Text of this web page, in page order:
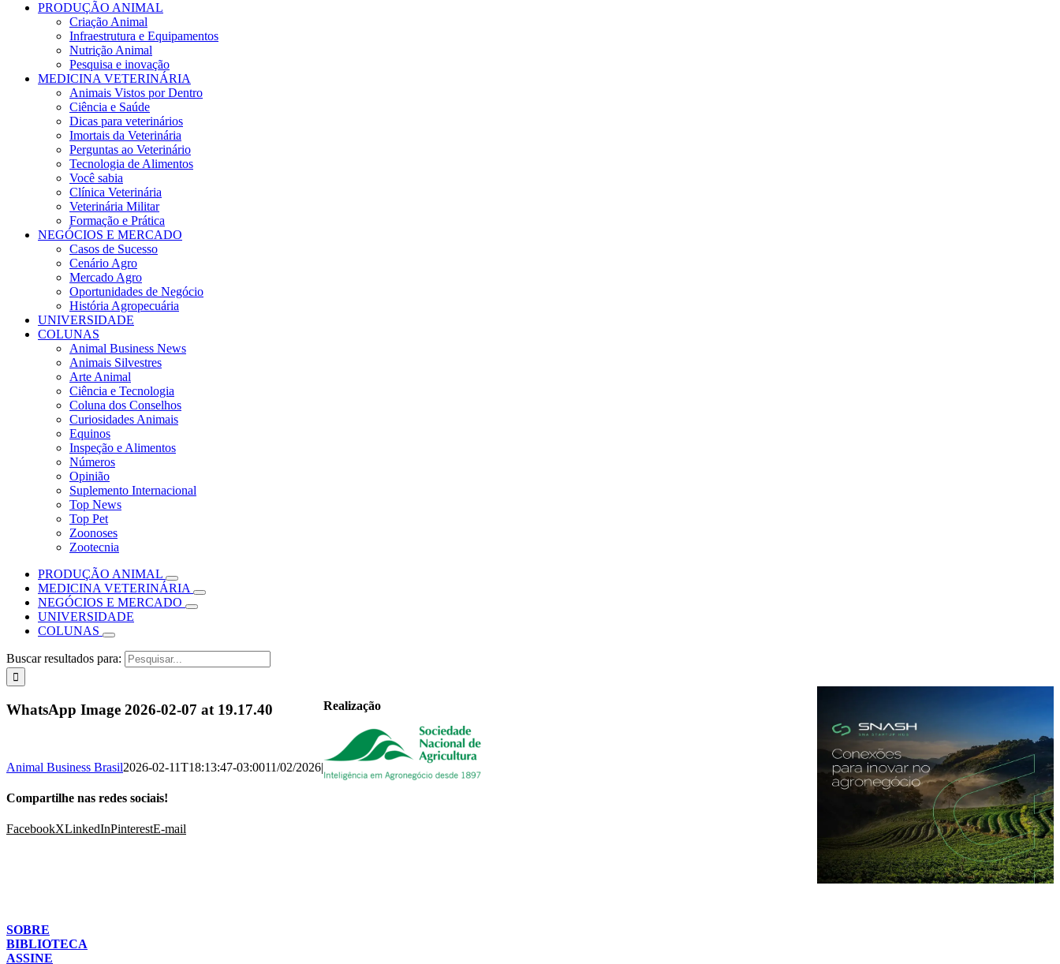
PRODUÇÃO ANIMAL
Criação Animal
Infraestrutura e Equipamentos
Nutrição Animal
Pesquisa e inovação
MEDICINA VETERINÁRIA
Animais Vistos por Dentro
Ciência e Saúde
Dicas para veterinários
Imortais da Veterinária
Perguntas ao Veterinário
Tecnologia de Alimentos
Você sabia
Clínica Veterinária
Veterinária Militar
Formação e Prática
NEGÓCIOS E MERCADO
Casos de Sucesso
Cenário Agro
Mercado Agro
Oportunidades de Negócio
História Agropecuária
UNIVERSIDADE
COLUNAS
Animal Business News
Animais Silvestres
Arte Animal
Ciência e Tecnologia
Coluna dos Conselhos
Curiosidades Animais
Equinos
Inspeção e Alimentos
Números
Opinião
Suplemento Internacional
Top News
Top Pet
Zoonoses
Zootecnia
PRODUÇÃO ANIMAL
MEDICINA VETERINÁRIA
NEGÓCIOS E MERCADO
UNIVERSIDADE
COLUNAS
Buscar resultados para:
WhatsApp Image 2026-02-07 at 19.17.40
Animal Business Brasil2026-02-11T18:13:47-03:0011/02/2026|
Compartilhe nas redes sociais!
FacebookXLinkedInPinterestE-mail
Realização
SOBRE
BIBLIOTECA
ASSINE